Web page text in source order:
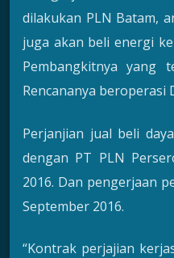
dilakukan PLN Batam,
juga akan beli energi
Pembangkitnya yang
Rencananya beroperasi
Perjanjian jual beli
dengan PT PLN
2016. Dan pengerjaan
September 2016.
“Kontrak perjajian